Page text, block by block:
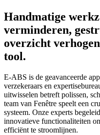
Handmatige
verminderen,
overzicht
tool.
E-ABS is de geavanceerde
verzekeraars en
uitwisselen betreft polissen,
team van Fenêtre speelt een
systeem. Onze experts
innovatieve functionaliteiten
efficiënt te stroomlijnen.